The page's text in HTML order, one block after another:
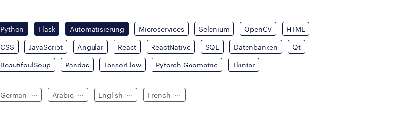
Python Flask Automatisierung Microservices Selenium OpenCV HTML
CSS JavaScript Angular React ReactNative SQL Datenbanken Qt
BeautifoulSoup Pandas TensorFlow Pytorch Geometric Tkinter
German Arabic English French